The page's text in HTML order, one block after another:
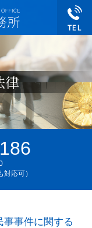
律
対応可）
事事件に関する